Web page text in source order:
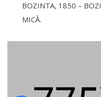
BOZINTA, 1850 –
MICĂ.